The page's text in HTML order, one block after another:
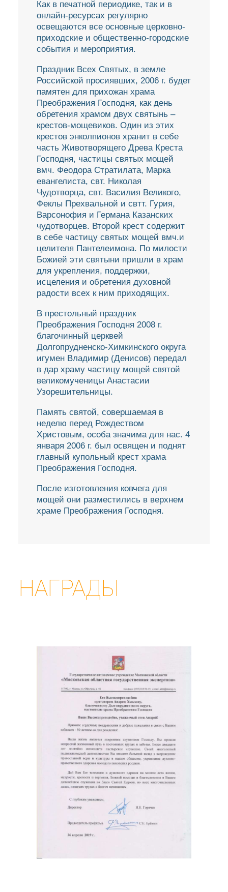
Как в печатной периодике, так и в
онлайн-ресурсах регулярно
освещаются все основные церковно-
приходские и общественно-городские
события и мероприятия.
Праздник Всех Святых, в земле
Российской просиявших, 2006 г. будет
памятен для прихожан храма
Преображения Господня, как день
обретения храмом двух святынь –
крестов-мощевиков. Один из этих
крестов энколпионов хранит в себе
часть Животворящего Древа Креста
Господня, частицы святых мощей
вмч. Феодора Стратилата, Марка
евангелиста, свт. Николая
Чудотворца, свт. Василия Великого,
Феклы Прехвальной и свтт. Гурия,
Варсонофия и Германа Казанских
чудотворцев. Второй крест содержит
в себе частицу святых мощей вмч.и
целителя Пантелеимона. По милости
Божией эти святыни пришли в храм
для укрепления, поддержки,
исцеления и обретения духовной
радости всех к ним приходящих.
В престольный праздник
Преображения Господня 2008 г.
благочинный церквей
Долгопрудненско-Химкинского округа
игумен Владимир (Денисов) передал
в дар храму частицу мощей святой
великомученицы Анастасии
Узорешительницы.
Память святой, совершаемая в
неделю перед Рождеством
Христовым, особа значима для нас. 4
января 2006 г. был освящен и поднят
главный купольный крест храма
Преображения Господня.
После изготовления ковчега для
мощей они разместились в верхнем
храме Преображения Господня.
НАГРАДЫ